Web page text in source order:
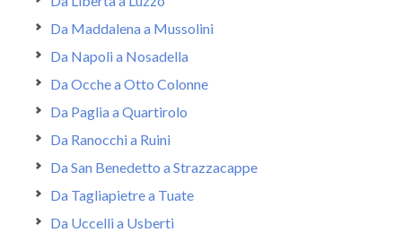
Da Maddalena a Mussolini
Da Napoli a Nosadella
Da Ocche a Otto Colonne
Da Paglia a Quartirolo
Da Ranocchi a Ruini
Da San Benedetto a Strazzacappe
Da Tagliapietre a Tuate
Da Uccelli a Usberti